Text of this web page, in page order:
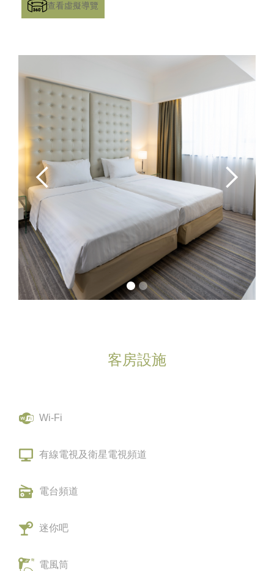
查看虛擬導覽
客房設施
Wi-Fi
有線電視及衛星電視頻道
電台頻道
迷你吧
電風筒